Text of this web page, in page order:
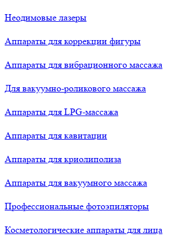
Неодимовые лазеры
Аппараты для коррекции фигуры
Аппараты для вибрационного массажа
Для вакуумно-роликового массажа
Аппараты для LPG-массажа
Аппараты для кавитации
Аппараты для криолиполиза
Аппараты для вакуумного массажа
Профессиональные фотоэпиляторы
Косметологические аппараты для лица